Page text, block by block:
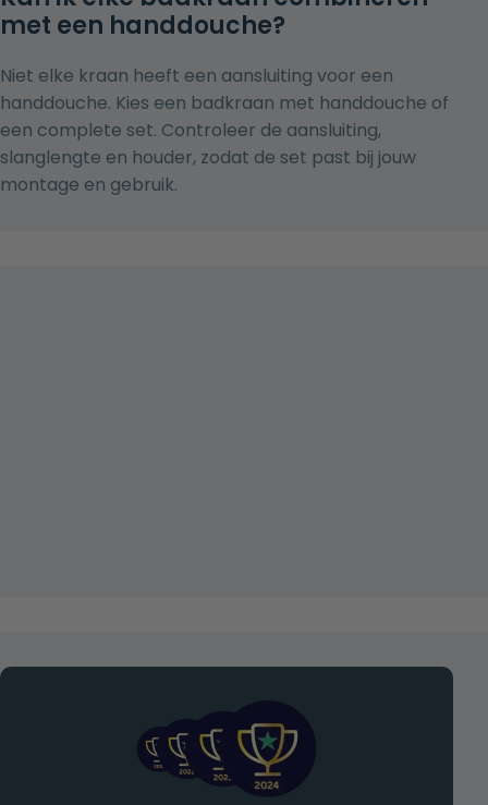
met een handdouche?
Niet elke kraan heeft een aansluiting voor een
handdouche. Kies een badkraan met handdouche of
een complete set. Controleer de aansluiting,
slanglengte en houder, zodat de set past bij jouw
montage en gebruik.